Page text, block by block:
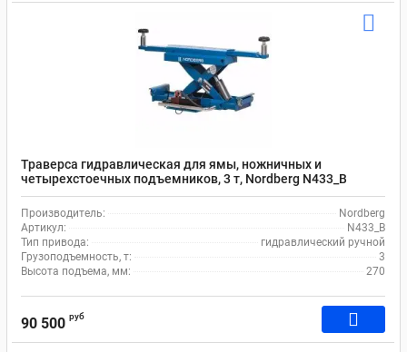
Траверса гидравлическая для ямы, ножничных и
четырехстоечных подъемников, 3 т, Nordberg N433_B
Производитель:
Nordberg
Артикул:
N433_B
Тип привода:
гидравлический ручной
Грузоподъемность, т:
3
Высота подъема, мм:
270
90 500 руб